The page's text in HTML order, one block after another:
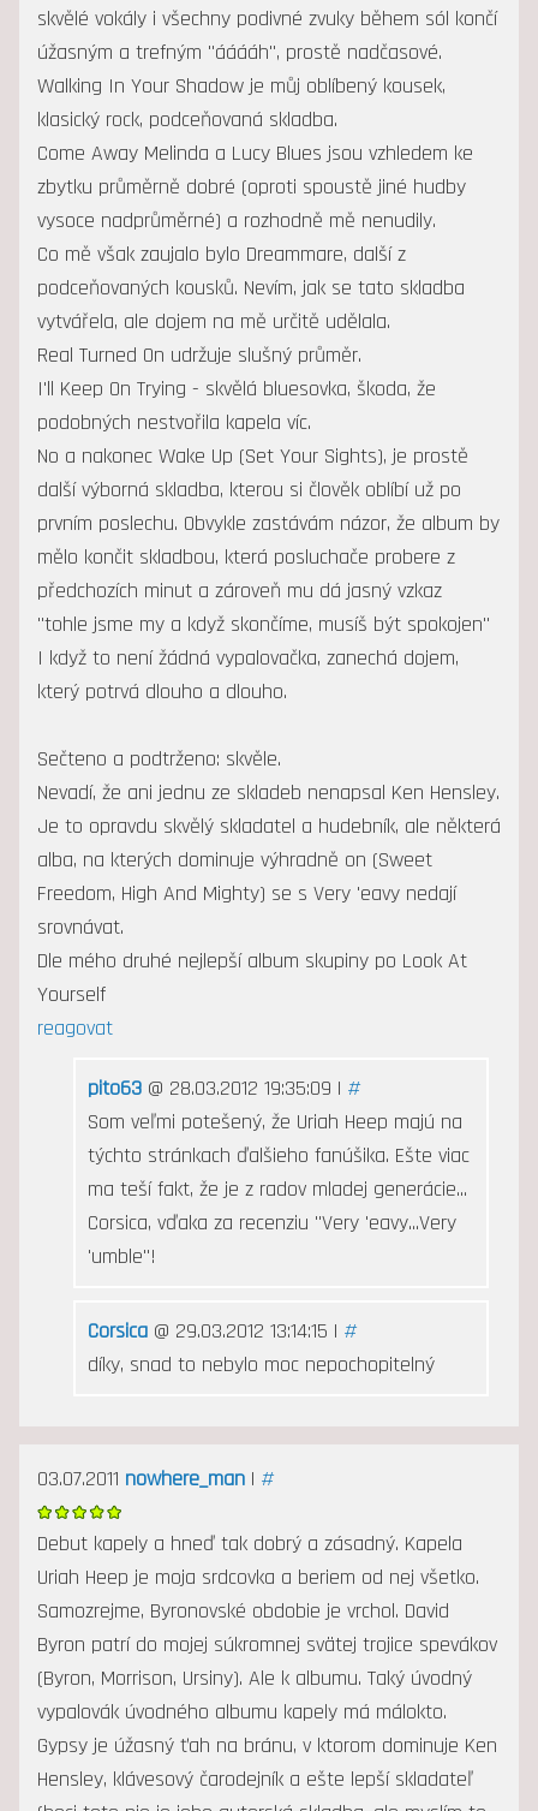
skvělé vokály i všechny podivné zvuky během sól končí
úžasným a trefným "ááááh", prostě nadčasové.
Walking In Your Shadow je můj oblíbený kousek,
klasický rock, podceňovaná skladba.
Come Away Melinda a Lucy Blues jsou vzhledem ke
zbytku průměrně dobré (oproti spoustě jiné hudby
vysoce nadprůměrné) a rozhodně mě nenudily.
Co mě však zaujalo bylo Dreammare, další z
podceňovaných kousků. Nevím, jak se tato skladba
vytvářela, ale dojem na mě určitě udělala.
Real Turned On udržuje slušný průměr.
I'll Keep On Trying - skvělá bluesovka, škoda, že
podobných nestvořila kapela víc.
No a nakonec Wake Up (Set Your Sights), je prostě
další výborná skladba, kterou si člověk oblíbí už po
prvním poslechu. Obvykle zastávám názor, že album by
mělo končit skladbou, která posluchače probere z
předchozích minut a zároveň mu dá jasný vzkaz
"tohle jsme my a když skončíme, musíš být spokojen"
I když to není žádná vypalovačka, zanechá dojem,
který potrvá dlouho a dlouho.
Sečteno a podtrženo: skvěle.
Nevadí, že ani jednu ze skladeb nenapsal Ken Hensley.
Je to opravdu skvělý skladatel a hudebník, ale některá
alba, na kterých dominuje výhradně on (Sweet
Freedom, High And Mighty) se s Very 'eavy nedají
srovnávat.
Dle mého druhé nejlepší album skupiny po Look At
Yourself
reagovat
pito63@ 28.03.2012 19:35:09 | #
Som veľmi potešený, že Uriah Heep majú na
týchto stránkach ďalšieho fanúšika. Ešte viac
ma teší fakt, že je z radov mladej generácie...
Corsica, vďaka za recenziu "Very 'eavy...Very
'umble"!
Corsica@ 29.03.2012 13:14:15 | #
díky, snad to nebylo moc nepochopitelný
03.07.2011 nowhere_man| #
Debut kapely a hneď tak dobrý a zásadný. Kapela
Uriah Heep je moja srdcovka a beriem od nej všetko.
Samozrejme, Byronovské obdobie je vrchol. David
Byron patrí do mojej súkromnej svätej trojice spevákov
(Byron, Morrison, Ursiny). Ale k albumu. Taký úvodný
vypalovák úvodného albumu kapely má málokto.
Gypsy je úžasný ťah na bránu, v ktorom dominuje Ken
Hensley, klávesový čarodejník a ešte lepší skladateľ